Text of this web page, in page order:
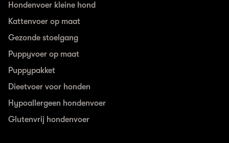
Hondenvoer kleine hond
Kattenvoer op maat
Gezonde stoelgang
Puppyvoer op maat
Puppypakket
Dieetvoer voor honden
Hypoallergeen hondenvoer
Glutenvrij hondenvoer